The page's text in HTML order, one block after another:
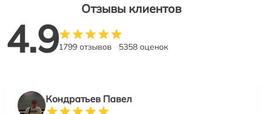
Отзывы клиентов
4.91799 отзывов 5358 оценок
Кондратьев Павел